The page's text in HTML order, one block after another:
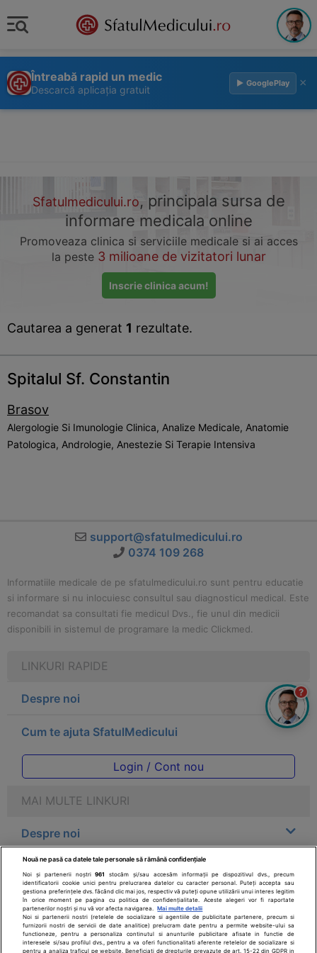
Întreabă rapid un medic
Descarcă aplicația gratuit
▶ GooglePlay ×
Sfatulmedicului.ro, principala sursa de
informare medicala online
Promoveaza clinica si serviciile medicale si ai acces
la peste 3 milioane de vizitatori lunar
Inscrie clinica acum!
Cautarea a generat 1 rezultate.
Spitalul Sf. Constantin
Brasov
Alergologie Si Imunologie Clinica, Analize Medicale, Anatomie
Patologica, Andrologie, Anestezie Si Terapie Intensiva
support@sfatulmedicului.ro
0374 109 268
Informatiile medicale de pe sfatulmedicului.ro sunt pentru educatie
si informare si nu inlocuiesc consultul sau diagnosticul medical. Este
recomandat sa consultati fie medicul Dvs., fie unul din medicii
disponibili in sistemul de programare la medic Clickmed.
LINKURI RAPIDE
Despre noi
Cum te ajuta SfatulMedicului
Login / Cont nou
MAI MULTE LINKURI
Despre noi
Legal
Drepturile consumatorului
Parteneri
?
Nouă ne pasă ca datele tale personale să rămână confidențiale
Noi și partenerii noștri961
stocăm și/sau accesăm informații pe dispozitivul dvs., precum
identificatorii cookie unici pentru prelucrarea datelor cu caracter personal. Puteți accepta sau
gestiona preferințele dvs. făcând clic mai jos, respectiv vă puteți opune utilizării unui interes legitim
în orice moment pe pagina cu politica de confidențialitate. Aceste alegeri vor fi raportate
partenerilor noștri și nu vă vor afecta navigarea.
Mai multe detalii
Noi si partenerii nostri (retelele de socializare si agentiile de publicitate partenere, precum si
furnizorii nostri de servicii de date analitice) prelucram date pentru a permite website-ului sa
functioneze, pentru a personaliza continutul si anunturile publicitare afisate in functie de
interesele si/sau profilul dvs., pentru a va oferi functionalitati aferente retelelor de socializare si
pentru a analiza traficul pe website. Beneficiati de drepturile prevazute de art. 15-22 din GDPR in